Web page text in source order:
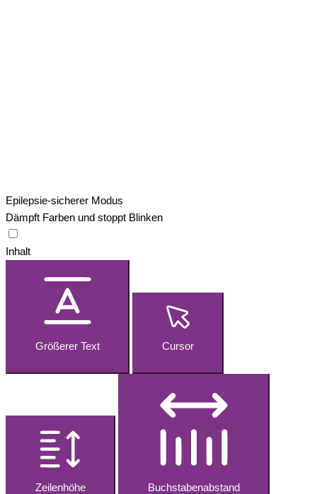
Epilepsie-sicherer Modus
Dämpft Farben und stoppt Blinken
Inhalt
Größerer Text Cursor
Zeilenhöhe Buchstabenabstand